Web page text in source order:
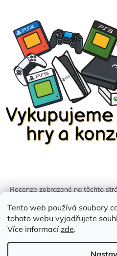
Tento web používá soubory
tohoto webu vyjadřujete
Více informacízde.
Recenze zobrazené na těchto
identifikován.